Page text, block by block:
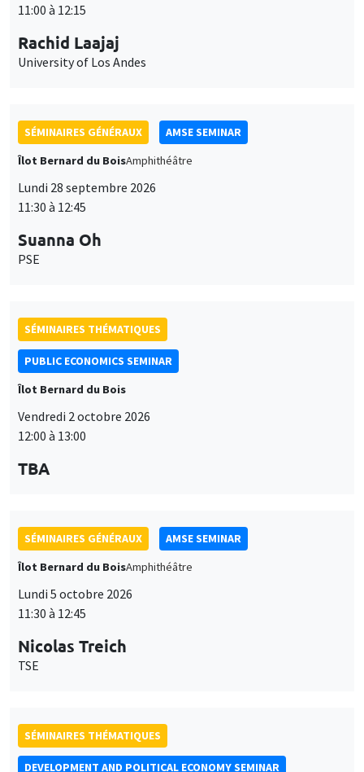
11:00 à 12:15
Rachid Laajaj
University of Los Andes
SÉMINAIRES GÉNÉRAUX
AMSE SEMINAR
Îlot Bernard du BoisAmphithéâtre
Lundi 28 septembre 2026
11:30 à 12:45
Suanna Oh
PSE
SÉMINAIRES THÉMATIQUES
PUBLIC ECONOMICS SEMINAR
Îlot Bernard du Bois
Vendredi 2 octobre 2026
12:00 à 13:00
TBA
SÉMINAIRES GÉNÉRAUX
AMSE SEMINAR
Îlot Bernard du BoisAmphithéâtre
Lundi 5 octobre 2026
11:30 à 12:45
Nicolas Treich
TSE
SÉMINAIRES THÉMATIQUES
DEVELOPMENT AND POLITICAL ECONOMY SEMINAR